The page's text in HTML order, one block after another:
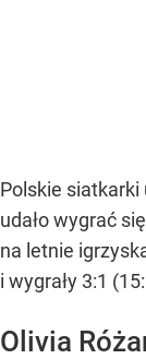
Polskie
udało wygrać
na letnie
i wygrały 3:1
Olivia